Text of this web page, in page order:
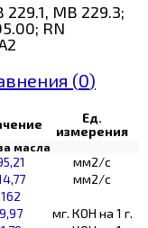
229.1, MB 229.3;
RN
(0)
Ед.
измерения
масла
мм2/с
мм2/с
162
9,97
мг. КОН на 1 г.